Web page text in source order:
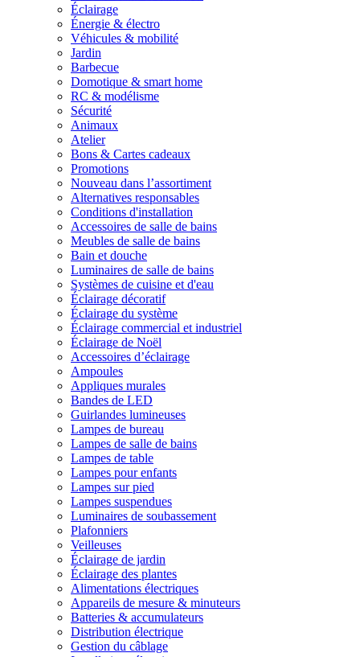
Éclairage
Énergie & électro
Véhicules & mobilité
Jardin
Barbecue
Domotique & smart home
RC & modélisme
Sécurité
Animaux
Atelier
Bons & Cartes cadeaux
Promotions
Nouveau dans l’assortiment
Alternatives responsables
Conditions d'installation
Accessoires de salle de bains
Meubles de salle de bains
Bain et douche
Luminaires de salle de bains
Systèmes de cuisine et d'eau
Éclairage décoratif
Éclairage du système
Éclairage commercial et industriel
Éclairage de Noël
Accessoires d’éclairage
Ampoules
Appliques murales
Bandes de LED
Guirlandes lumineuses
Lampes de bureau
Lampes de salle de bains
Lampes de table
Lampes pour enfants
Lampes sur pied
Lampes suspendues
Luminaires de soubassement
Plafonniers
Veilleuses
Éclairage de jardin
Éclairage des plantes
Alimentations électriques
Appareils de mesure & minuteurs
Batteries & accumulateurs
Distribution électrique
Gestion du câblage